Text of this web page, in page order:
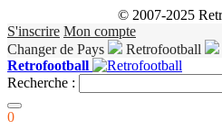
© 2007-2025
S'inscrire Mon compte
Changer de Pays
Retrofootball
Retrofootball
Recherche :
0